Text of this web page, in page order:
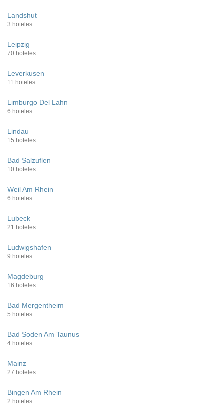
Landshut
3 hoteles
Leipzig
70 hoteles
Leverkusen
11 hoteles
Limburgo Del Lahn
6 hoteles
Lindau
15 hoteles
Bad Salzuflen
10 hoteles
Weil Am Rhein
6 hoteles
Lubeck
21 hoteles
Ludwigshafen
9 hoteles
Magdeburg
16 hoteles
Bad Mergentheim
5 hoteles
Bad Soden Am Taunus
4 hoteles
Mainz
27 hoteles
Bingen Am Rhein
2 hoteles